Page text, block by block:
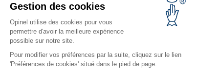
Gestion des cookies
Opinel utilise des cookies pour vous
permettre d'avoir la meilleure expérience
possible sur notre site.
Pour modifier vos préférences par la suite, cliquez sur le lien
'Préférences de cookies' situé dans le pied de page.
Recevoir les actualités
Retrouvez-nous